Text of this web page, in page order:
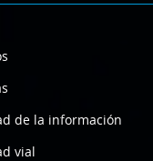
de la información
vial